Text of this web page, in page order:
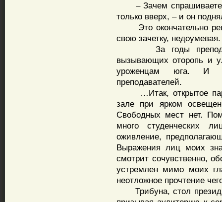
– Зачем спрашиваете,
только вверх, – и он
Это окончательно
свою зачетку, недоумевая.
За годы
вызывающих оторопь и
уроженцам юга. И
преподавателей.
…Итак, открытое
зале при ярком
Свободных мест нет.
много студенческих
оживление,
Выражения лиц моих
смотрит сочувственно,
устремлен мимо
неотложное прочтение
Трибуна, стол